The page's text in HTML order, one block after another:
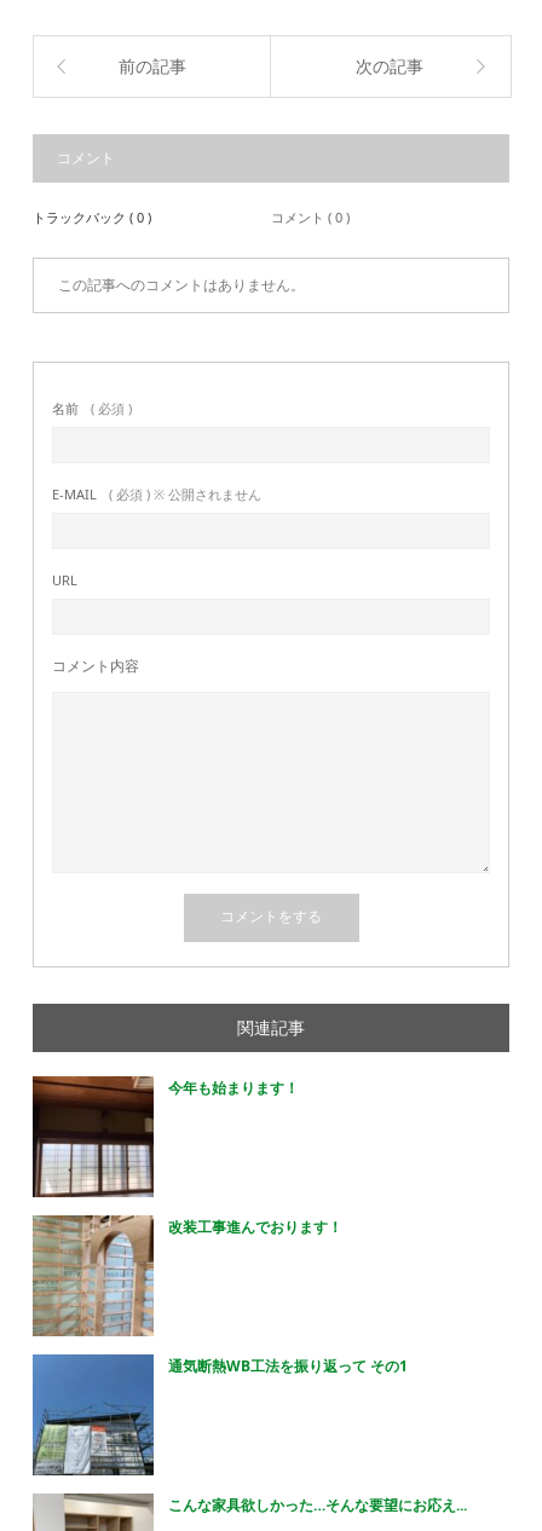
前の記事 次の記事
コメント
トラックバック ( 0 ) コメント ( 0 )
この記事へのコメントはありません。
名前 ( 必須 )
E-MAIL ( 必須 ) ※ 公開されません
URL
コメント内容
関連記事
今年も始まります！
改装工事進んでおります！
通気断熱WB工法を振り返って その1
こんな家具欲しかった…そんな要望にお応え...